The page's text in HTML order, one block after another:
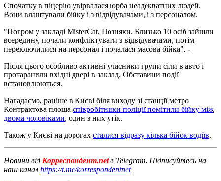
Спочатку в піцерію увірвалася юрба неадекватних людей.
Вони влаштували бійку і з відвідувачами, і з персоналом.
"Погром у закладі MisterCat, Позняки. Близько 10 осіб зайшли
всередину, почали конфліктувати з відвідувачами, потім
переключилися на персонал і почалася масова бійка", -
Після цього особливо активні учасники групи сіли в авто і
протаранили вхідні двері в заклад. Обставини події
встановлюються.
Нагадаємо, раніше в Києві біля виходу зі станції метро
Контрактова площа співробітники поліції помітили бійку між
двома чоловіками, один з них утік.
Також у Києві на дорогах сталися відразу кілька бійок водіїв.
Новини від Корреспондент.netв Telegram. Підписуйтесь на
наш канал https://t.me/korrespondentnet